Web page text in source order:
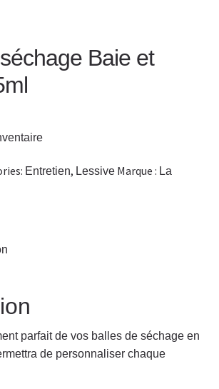
Baie et
Entretien, Lessive Marque : La
parfait de vos balles de séchage en
de personnaliser chaque